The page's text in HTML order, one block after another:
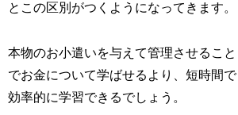
とこの区別がつくようになってきます。
本物のお小遣いを与えて管理させること
でお金について学ばせるより、短時間で
効率的に学習できるでしょう。